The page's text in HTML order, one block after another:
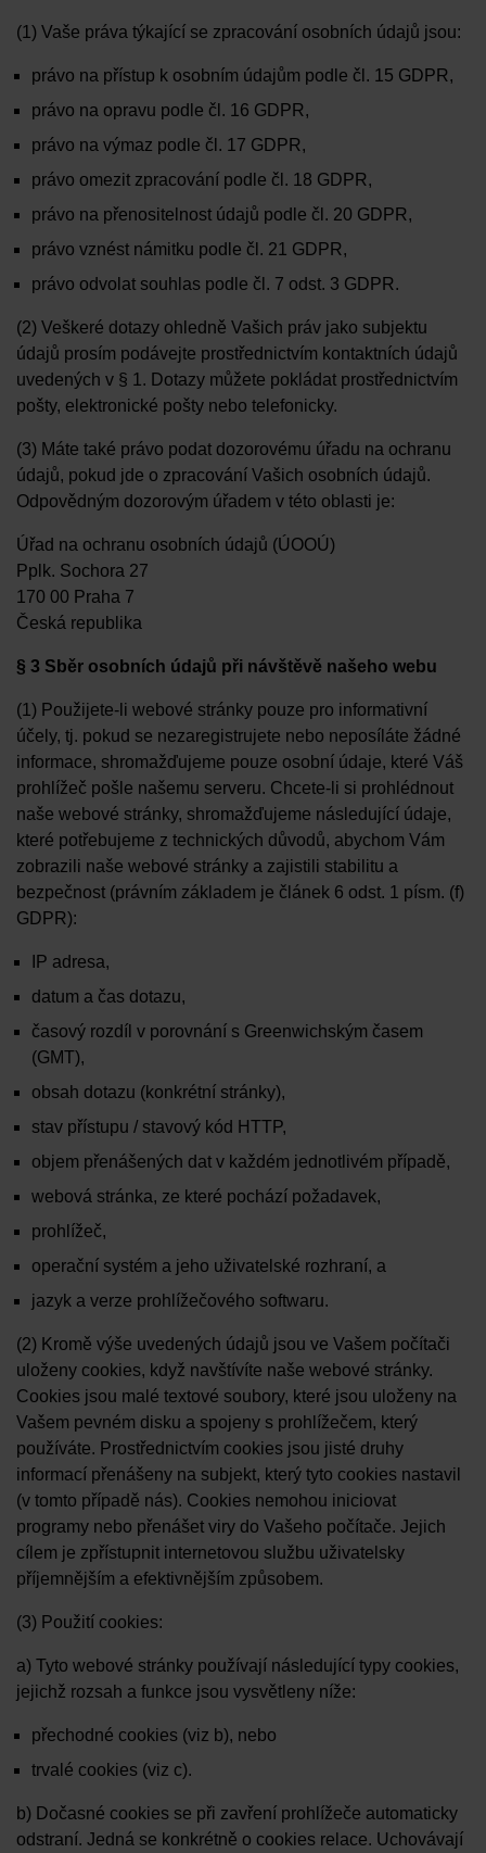
(1) Vaše práva týkající se zpracování osobních údajů jsou:
právo na přístup k osobním údajům podle čl. 15 GDPR,
právo na opravu podle čl. 16 GDPR,
právo na výmaz podle čl. 17 GDPR,
právo omezit zpracování podle čl. 18 GDPR,
právo na přenositelnost údajů podle čl. 20 GDPR,
právo vznést námitku podle čl. 21 GDPR,
právo odvolat souhlas podle čl. 7 odst. 3 GDPR.
(2) Veškeré dotazy ohledně Vašich práv jako subjektu
údajů prosím podávejte prostřednictvím kontaktních údajů
uvedených v § 1. Dotazy můžete pokládat prostřednictvím
pošty, elektronické pošty nebo telefonicky.
(3) Máte také právo podat dozorovému úřadu na ochranu
údajů, pokud jde o zpracování Vašich osobních údajů.
Odpovědným dozorovým úřadem v této oblasti je:
Úřad na ochranu osobních údajů (ÚOOÚ)
Pplk. Sochora 27
170 00 Praha 7
Česká republika
§ 3 Sběr osobních údajů při návštěvě našeho webu
(1) Použijete-li webové stránky pouze pro informativní
účely, tj. pokud se nezaregistrujete nebo neposíláte žádné
informace, shromažďujeme pouze osobní údaje, které Váš
prohlížeč pošle našemu serveru. Chcete-li si prohlédnout
naše webové stránky, shromažďujeme následující údaje,
které potřebujeme z technických důvodů, abychom Vám
zobrazili naše webové stránky a zajistili stabilitu a
bezpečnost (právním základem je článek 6 odst. 1 písm. (f)
GDPR):
IP adresa,
datum a čas dotazu,
časový rozdíl v porovnání s Greenwichským časem
(GMT),
obsah dotazu (konkrétní stránky),
stav přístupu / stavový kód HTTP,
objem přenášených dat v každém jednotlivém případě,
webová stránka, ze které pochází požadavek,
prohlížeč,
operační systém a jeho uživatelské rozhraní, a
jazyk a verze prohlížečového softwaru.
(2) Kromě výše uvedených údajů jsou ve Vašem počítači
uloženy cookies, když navštívíte naše webové stránky.
Cookies jsou malé textové soubory, které jsou uloženy na
Vašem pevném disku a spojeny s prohlížečem, který
používáte. Prostřednictvím cookies jsou jisté druhy
informací přenášeny na subjekt, který tyto cookies nastavil
(v tomto případě nás). Cookies nemohou iniciovat
programy nebo přenášet viry do Vašeho počítače. Jejich
cílem je zpřístupnit internetovou službu uživatelsky
příjemnějším a efektivnějším způsobem.
(3) Použití cookies:
a) Tyto webové stránky používají následující typy cookies,
jejichž rozsah a funkce jsou vysvětleny níže:
přechodné cookies (viz b), nebo
trvalé cookies (viz c).
b) Dočasné cookies se při zavření prohlížeče automaticky
odstraní. Jedná se konkrétně o cookies relace. Uchovávají